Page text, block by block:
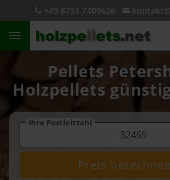
+49 8731 7409626
Pellets
Holzpellets
Ihre Postleitzahl
Preis berechnen